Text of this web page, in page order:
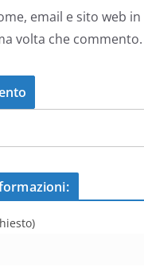
email e sito web
volta che commento.